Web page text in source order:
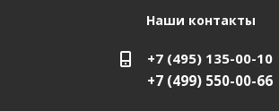
Наши контакты
+7 (495) 135-00-10
+7 (499) 550-00-66